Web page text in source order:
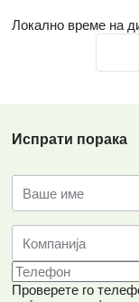
Локално време на
Испрати порака
Проверете го